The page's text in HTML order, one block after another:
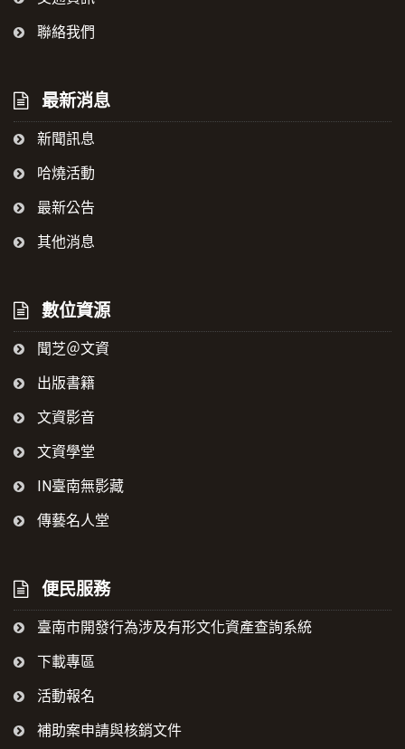
聯絡我們
最新消息
新聞訊息
哈燒活動
最新公告
其他消息
數位資源
聞芝＠文資
出版書籍
文資影音
文資學堂
IN臺南無影藏
傳藝名人堂
便民服務
臺南市開發行為涉及有形文化資產查詢系統
下載專區
活動報名
補助案申請與核銷文件